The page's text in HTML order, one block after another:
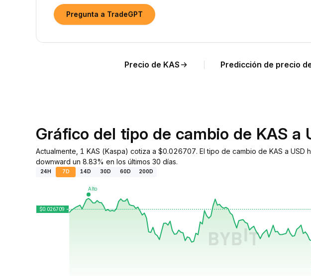
Pregunta a TradeGPT
Precio de KAS Predicción de precio
Gráfico del tipo de cambio de KAS a
Actualmente, 1 KAS (Kaspa) cotiza a $0.026707. El tipo de cambio de KAS a
downward un 8.83% en los últimos 30 días.
24H 7D 14D 30D 60D 200D